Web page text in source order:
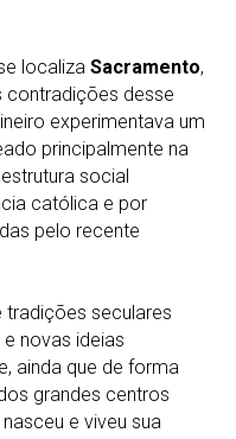
localiza Sacramento,
contradições desse
experimentava um
principalmente na
social
católica e por
pelo recente
tradições seculares
novas ideias
ainda que de forma
grandes centros
e viveu sua